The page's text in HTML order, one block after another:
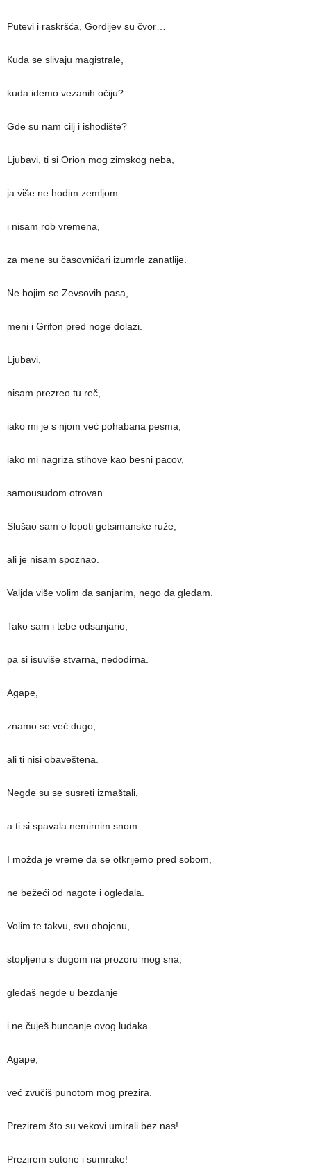
Putevi i raskršća, Gordijev su čvor…
Кuda se slivaju magistrale,
kuda idemo vezanih očiju?
Gde su nam cilj i ishodište?
Ljubavi, ti si Orion mog zimskog neba,
ja više ne hodim zemljom
i nisam rob vremena,
za mene su časovničari izumrle zanatlije.
Ne bojim se Zevsovih pasa,
meni i Grifon pred noge dolazi.
Ljubavi,
nisam prezreo tu reč,
iako mi je s njom već pohabana pesma,
iako mi nagriza stihove kao besni pacov,
samousudom otrovan.
Slušao sam o lepoti getsimanske ruže,
ali je nisam spoznao.
Valjda više volim da sanjarim, nego da gledam.
Tako sam i tebe odsanjario,
pa si isuviše stvarna, nedodirna.
Agape,
znamo se već dugo,
ali ti nisi obaveštena.
Negde su se susreti izmaštali,
a ti si spavala nemirnim snom.
I možda je vreme da se otkrijemo pred sobom,
ne bežeći od nagote i ogledala.
Volim te takvu, svu obojenu,
stopljenu s dugom na prozoru mog sna,
gledaš negde u bezdanje
i ne čuješ buncanje ovog ludaka.
Agape,
već zvučiš punotom mog prezira.
Prezirem što su vekovi umirali bez nas!
Prezirem sutone i sumrake!